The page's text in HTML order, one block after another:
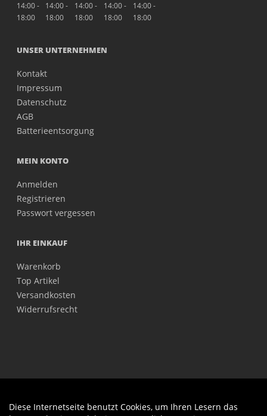
14:00 -
18:00
14:00 -
18:00
14:00 -
18:00
14:00 -
18:00
14:00 -
18:00
UNSER UNTERNEHMEN
Kontakt
Impressum
Datenschutz
AGB
Batterieentsorgung
MEIN KONTO
Anmelden
Registrieren
Passwort vergessen
IHR EINKAUF
Warenkorb
Top Artikel
Versandkosten
Widerrufsrecht
Diese Internetseite benutzt Cookies, um Ihren Lesern das
Auftrag widerrufen